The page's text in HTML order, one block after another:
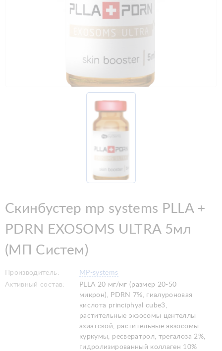
Скинбустер mp systems PLLA +
PDRN EXOSOMS ULTRA 5мл
(МП Систем)
Производитель:
MP-systems
Активный состав:
PLLA 20 мг/мг (размер 20-50
микрон), PDRN 7%, гиалуроновая
кислота principhyal cube3,
растительные экзосомы центеллы
азиатской, растительные экзосомы
куркумы, ресвератрол, трегалоза 2%,
гидролизированный коллаген 10%